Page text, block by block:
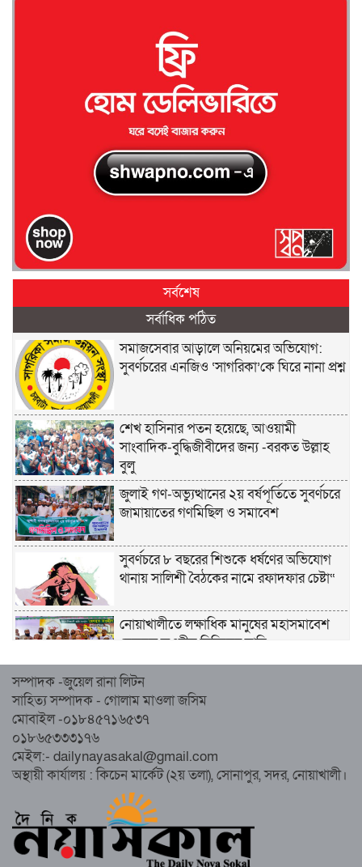
সর্বশেষ
সর্বাধিক পঠিত
সমাজসেবার আড়ালে অনিয়মের অভিযোগ:
সুবর্ণচরের এনজিও ‘সাগরিকা’কে ঘিরে নানা প্রশ্ন
শেখ হাসিনার পতন হয়েছে, আওয়ামী
সাংবাদিক-বুদ্ধিজীবীদের জন্য -বরকত উল্লাহ
বুলু
জুলাই গণ-অভ্যুত্থানের ২য় বর্ষপূর্তিতে সুবর্ণচরে
জামায়াতের গণমিছিল ও সমাবেশ
সুবর্ণচরে ৮ বছরের শিশুকে ধর্ষণের অভিযোগ
থানায় সালিশী বৈঠকের নামে রফাদফার চেষ্টা“
নোয়াখালীতে লক্ষাধিক মানুষের মহাসমাবেশ
হেজবুত তওহীদ নিষিদ্ধের দাবি
নোয়াখালীতে ইসলামী মহাসমাবেশের প্রস্তুতি
সম্পন্ন, অংশ নেবেন লক্ষাধিক মানুষ
নোয়াখালীতে ইসলামী ছাত্রশিবিরের ‘অদম্য
জুলাই’ মিছিল
সুবর্ণচরে মায়ের অভিযোগে সাবেক ভাইস
চেয়ারম্যান গ্রেপ্তার
সম্পাদক -জুয়েল রানা লিটন
সাহিত্য সম্পাদক - গোলাম মাওলা জসিম
মোবাইল -০১৮৪৫৭১৬৫৩৭
০১৮৬৫৩৩৩১৭৬
মেইল:- dailynayasakal@gmail.com
অস্থায়ী কার্যালয় : কিচেন মার্কেট (২য় তলা), সোনাপুর, সদর, নোয়াখালী।